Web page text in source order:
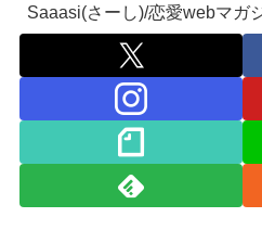
Saaasi(さーし)/恋愛webマガ